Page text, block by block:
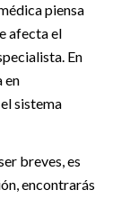
piensa
afecta el
En
en
sistema
breves, es
encontrarás